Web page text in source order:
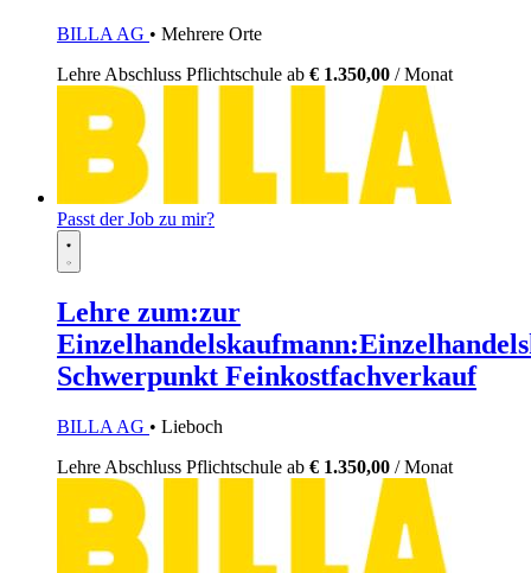
BILLA AG • Mehrere Orte
Lehre Abschluss Pflichtschule ab € 1.350,00 / Monat
Passt der Job zu mir?
Lehre zum:zur
Schwerpunkt Feinkostfachverkauf
BILLA AG • Lieboch
Lehre Abschluss Pflichtschule ab € 1.350,00 / Monat